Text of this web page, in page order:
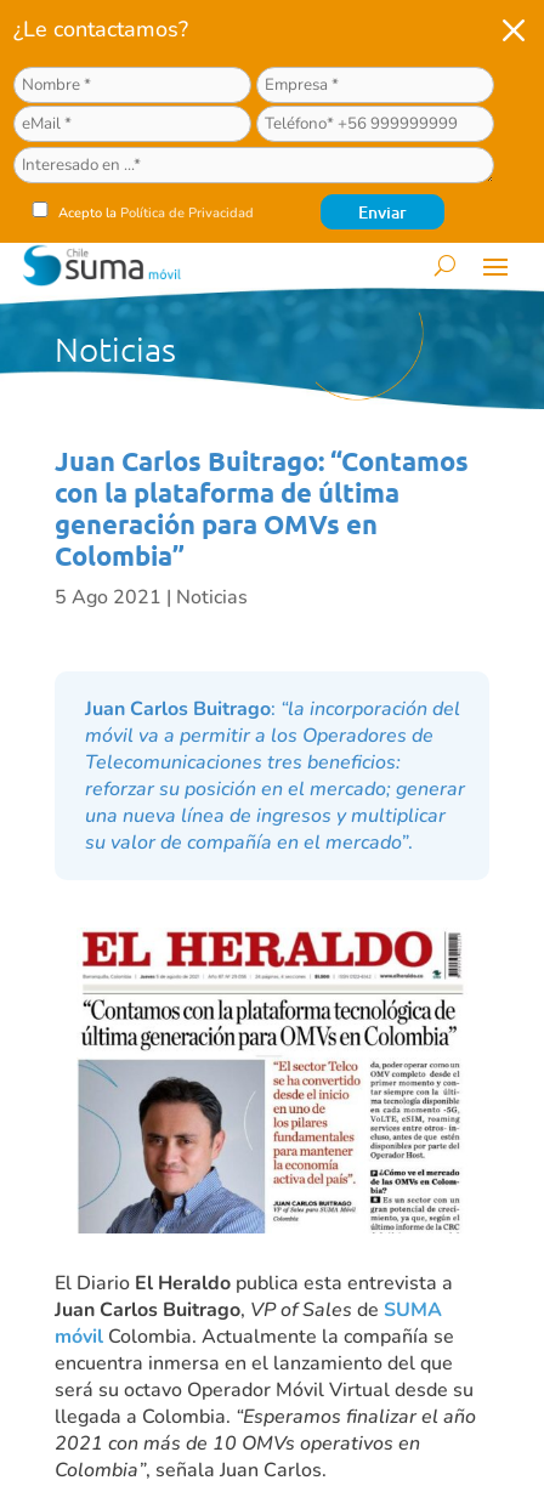
¿Le contactamos?
Acepto la Política de Privacidad
M
Noticias
Juan Carlos Buitrago: “Contamos
con la plataforma de última
generación para OMVs en
Colombia”
5 Ago 2021 | Noticias
Juan Carlos Buitrago: “la incorporación del
móvil va a permitir a los Operadores de
Telecomunicaciones tres beneficios:
reforzar su posición en el mercado; generar
una nueva línea de ingresos y multiplicar
su valor de compañía en el mercado”.
El Diario El Heraldopublica esta entrevista a
Juan Carlos Buitrago, VP of Sales de SUMA
móvilColombia. Actualmente la compañía se
encuentra inmersa en el lanzamiento del que
será su octavo Operador Móvil Virtual desde su
llegada a Colombia. “Esperamos finalizar el año
2021 con más de 10 OMVs operativos en
Colombia”, señala Juan Carlos.